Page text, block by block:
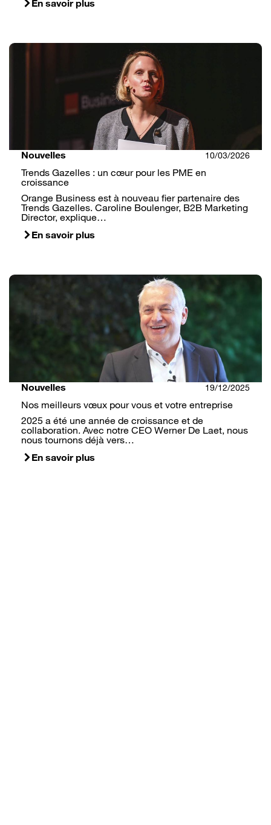
En savoir plus
Nouvelles 10/03/2026
Trends Gazelles : un cœur pour les PME en
croissance
Orange Business est à nouveau fier partenaire des
Trends Gazelles. Caroline Boulenger, B2B Marketing
Director, explique…
En savoir plus
Nouvelles 19/12/2025
Nos meilleurs vœux pour vous et votre entreprise
2025 a été une année de croissance et de
collaboration. Avec notre CEO Werner De Laet, nous
nous tournons déjà vers…
En savoir plus